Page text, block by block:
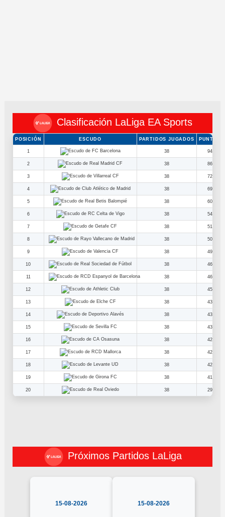
Clasificación LaLiga EA Sports
POSICIÓN ESCUDO PARTIDOS JUGADOS PUNTOS
1 38 94
2 38 86
3 38 72
4 38 69
5 38 60
6 38 54
7 38 51
8 38 50
9 38 49
10 38 46
11 38 46
12 38 45
13 38 43
14 38 43
15 38 43
16 38 42
17 38 42
18 38 42
19 38 41
20 38 29
Próximos Partidos LaLiga
15-08-2026 15-08-2026